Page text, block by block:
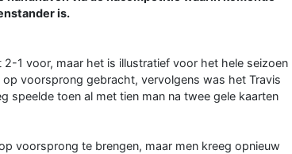
is.
1 voor, maar het is illustratief voor het hele seizoen
voorsprong gebracht, vervolgens was het Travis
speelde toen al met tien man na twee gele kaarten
voorsprong te brengen, maar men kreeg opnieuw